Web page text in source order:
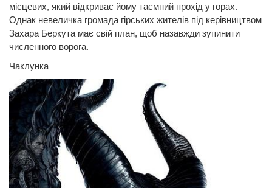
місцевих, який відкриває йому таємний прохід у горах.
Однак невеличка громада гірських жителів під керівництвом
Захара Беркута має свій план, щоб назавжди зупинити
численного ворога.
Чаклунка